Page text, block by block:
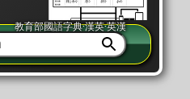
注音」或「同筆畫」。
詢」此字詞的解釋，不
教育部國語字典·漢英·英漢